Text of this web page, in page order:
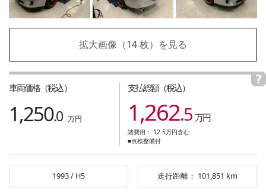
拡大画像（14枚）を見る
車両価格（税込）
1,250.0 万円
支払総額（税込）
1,262.5万円
諸費用： 12.5万円含む
■点検整備付
1993/ H5 走行距離： 101,851 km